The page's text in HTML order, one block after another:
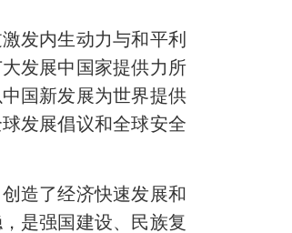
发内生动力与和平利
发展中国家提供力所
国新发展为世界提供
发展倡议和全球安全
造了经济快速发展和
是强国建设、民族复